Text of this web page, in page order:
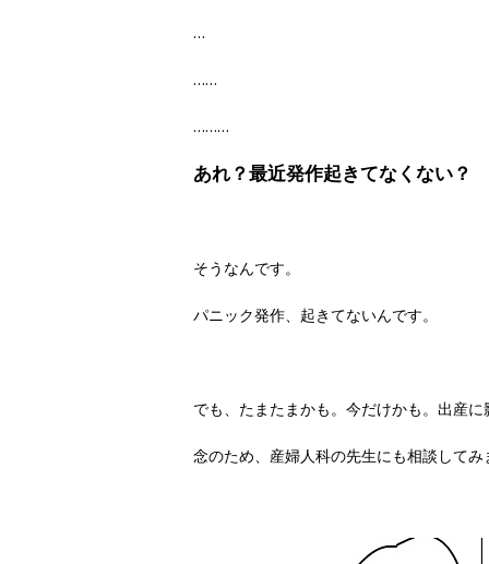
…
……
………
あれ？最近発作起きてなくない？
そうなんです。
パニック発作、起きてないんです。
でも、たまたまかも。今だけかも。出産
念のため、産婦人科の先生にも相談してみ